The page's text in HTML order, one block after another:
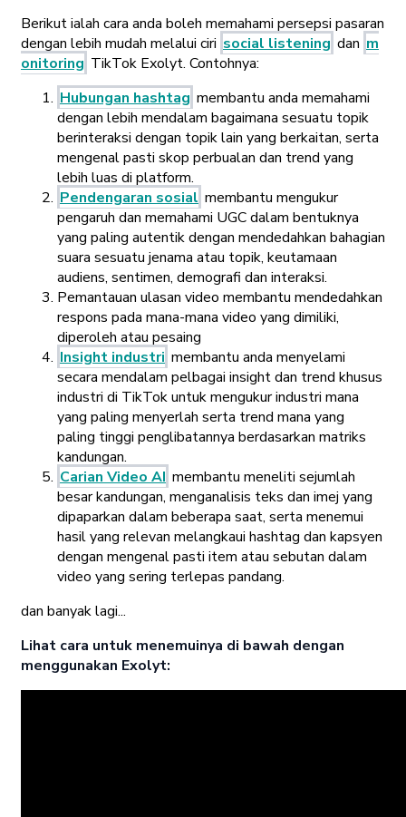
Berikut ialah cara anda boleh memahami persepsi pasaran
dengan lebih mudah melalui ciri social listening dan m
onitoring TikTok Exolyt. Contohnya:
Hubungan hashtag membantu anda memahami
dengan lebih mendalam bagaimana sesuatu topik
berinteraksi dengan topik lain yang berkaitan, serta
mengenal pasti skop perbualan dan trend yang
lebih luas di platform.
Pendengaran sosial membantu mengukur
pengaruh dan memahami UGC dalam bentuknya
yang paling autentik dengan mendedahkan bahagian
suara sesuatu jenama atau topik, keutamaan
audiens, sentimen, demografi dan interaksi.
Pemantauan ulasan video membantu mendedahkan
respons pada mana-mana video yang dimiliki,
diperoleh atau pesaing
Insight industri membantu anda menyelami
secara mendalam pelbagai insight dan trend khusus
industri di TikTok untuk mengukur industri mana
yang paling menyerlah serta trend mana yang
paling tinggi penglibatannya berdasarkan matriks
kandungan.
Carian Video AI membantu meneliti sejumlah
besar kandungan, menganalisis teks dan imej yang
dipaparkan dalam beberapa saat, serta menemui
hasil yang relevan melangkaui hashtag dan kapsyen
dengan mengenal pasti item atau sebutan dalam
video yang sering terlepas pandang.
dan banyak lagi...
Lihat cara untuk menemuinya di bawah dengan
menggunakan Exolyt: